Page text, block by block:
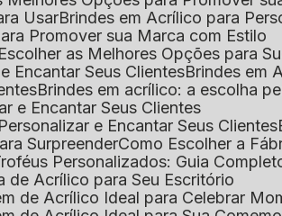
Usar
Brindes em Acrílico para
Promover sua Marca com Estilo
as Melhores Opções para
Encantar Seus Clientes
Brindes
Brindes em acrílico: a escolha
e Encantar Seus Clientes
e Encantar Seus Clientes
Surpreender
Como Escolher a
Personalizados: Guia
de Acrílico para Seu Escritório
de Acrílico Ideal para Celebrar